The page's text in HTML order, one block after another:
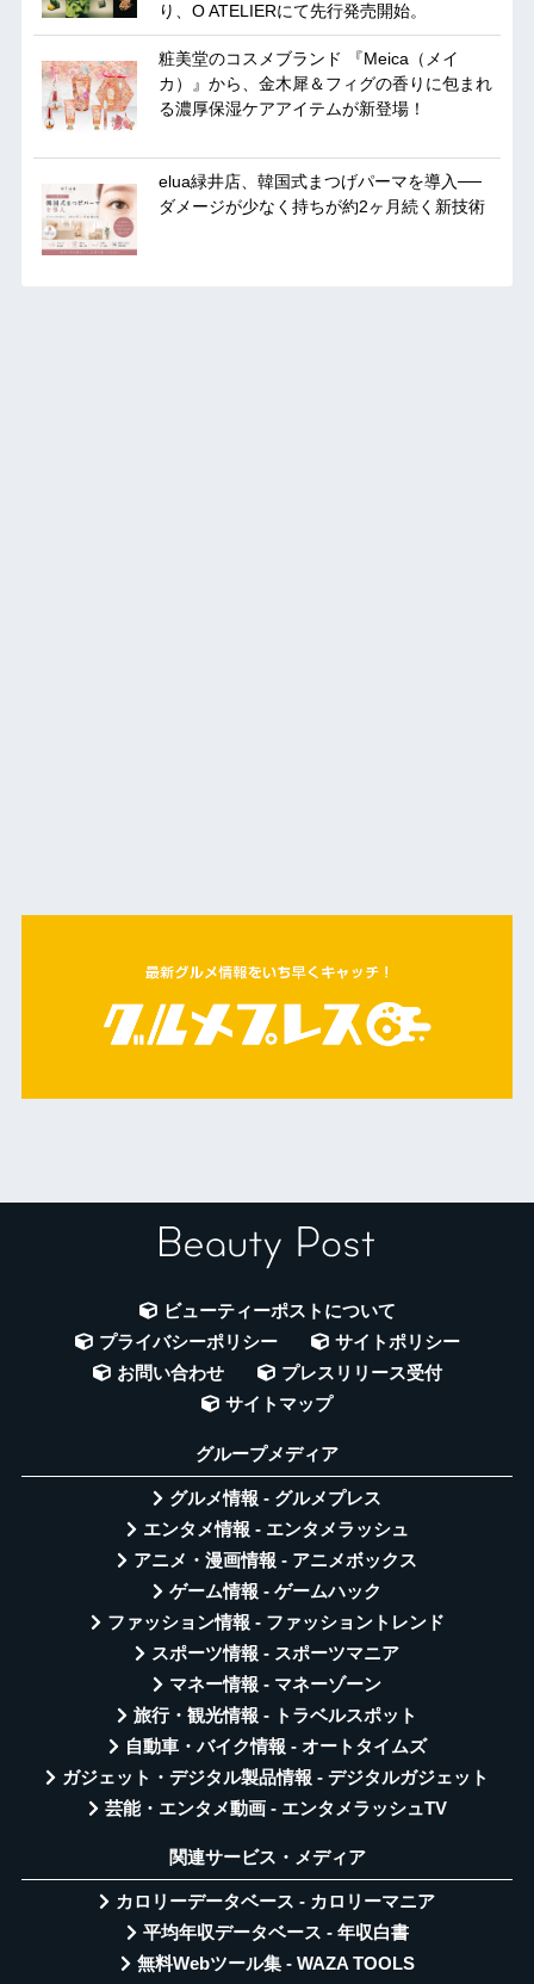
り、O ATELIERにて先行発売開始。
粧美堂のコスメブランド 『Meica（メイ
カ）』から、金木犀＆フィグの香りに包まれ
る濃厚保湿ケアアイテムが新登場！
elua緑井店、韓国式まつげパーマを導入──
ダメージが少なく持ちが約2ヶ月続く新技術
ビューティーポストについて
プライバシーポリシー
サイトポリシー
お問い合わせ
プレスリリース受付
サイトマップ
グループメディア
グルメ情報 - グルメプレス
エンタメ情報 - エンタメラッシュ
アニメ・漫画情報 - アニメボックス
ゲーム情報 - ゲームハック
ファッション情報 - ファッショントレンド
スポーツ情報 - スポーツマニア
マネー情報 - マネーゾーン
旅行・観光情報 - トラベルスポット
自動車・バイク情報 - オートタイムズ
ガジェット・デジタル製品情報 - デジタルガジェット
芸能・エンタメ動画 - エンタメラッシュTV
関連サービス・メディア
カロリーデータベース - カロリーマニア
平均年収データベース - 年収白書
無料Webツール集 - WAZA TOOLS